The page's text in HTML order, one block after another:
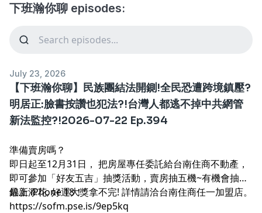
下班瀚你聊 episodes:
July 23, 2026
【下班瀚你聊】民族團結法開鍘!全民恐遭跨境鎮壓?
明居正:臉書按讚也犯法?!台灣人都逃不掉中共網管
新法監控?!2026-07-22 Ep.394
準備賣房嗎？
即日起至12月31日， 把房屋專任委託給台南住商不動產，
即可參加「好友五吉」抽獎活動，賣房抽五機~有機會抽中
最新 iPhone 18！
錦上添花, 好運大獎拿不完! 詳情請洽台南住商任一加盟店。
https://sofm.pse.is/9ep5kq